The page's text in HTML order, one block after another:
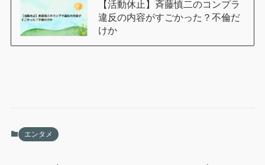
【活動休止】斉藤慎二のコンプラ
違反の内容がすごかった？不倫だ
けか
エンタメ